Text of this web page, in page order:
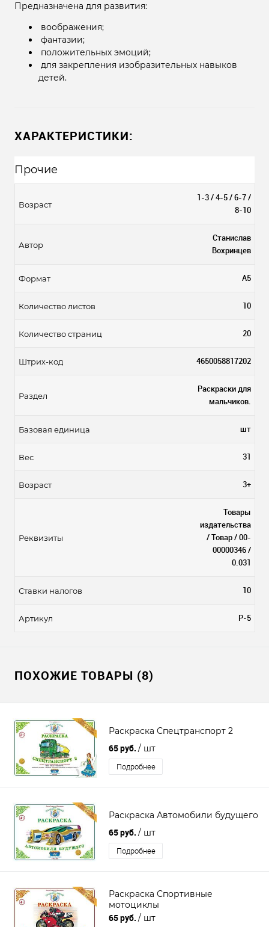
Предназначена для развития:
воображения;
фантазии;
положительных эмоций;
для закрепления изобразительных навыков
детей.
ХАРАКТЕРИСТИКИ:
Прочие
Возраст
1-3 / 4-5 / 6-7 /
8-10
Автор
Станислав
Вохринцев
Формат А5
Количество листов 10
Количество страниц 20
Штрих-код 4650058817202
Раздел
Раскраски для
мальчиков.
Базовая единица шт
Вес 31
Возраст 3+
Реквизиты
Товары
издательства
/ Товар / 00-
00000346 /
0.031
Ставки налогов 10
Артикул Р-5
ПОХОЖИЕ ТОВАРЫ (8)
Раскраска Спецтранспорт 2
65 руб. / шт
Подробнее
Раскраска Автомобили будущего
65 руб. / шт
Подробнее
Раскраска Спортивные
мотоциклы
65 руб. / шт